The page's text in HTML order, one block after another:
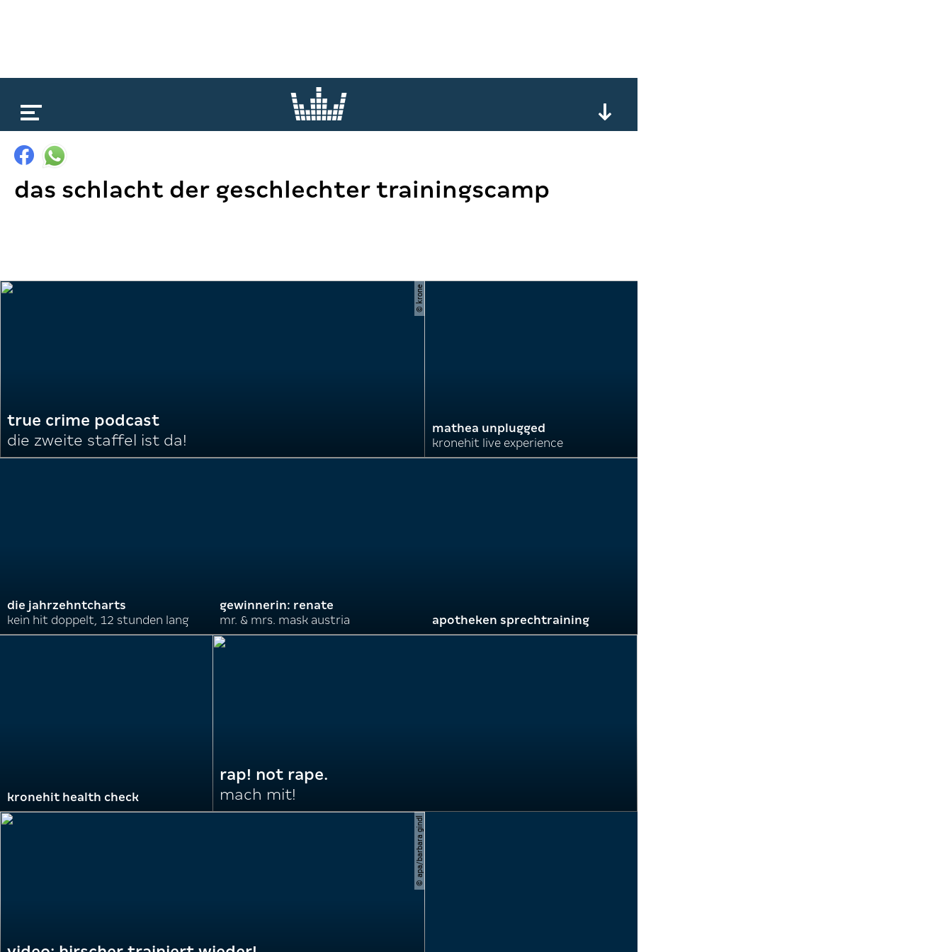
das schlacht der geschlechter trainingscamp
© krone
true crime podcast
die zweite staffel ist da!
mathea unplugged
kronehit live experience
die jahrzehntcharts
kein hit doppelt, 12 stunden lang
gewinnerin: renate
mr. & mrs. mask austria
apotheken sprechtraining
kronehit health check
rap! not rape.
mach mit!
© apa/barbara gindl